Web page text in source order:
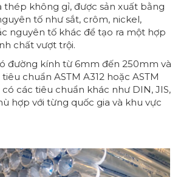
thép không gỉ, được sản xuất bằng
tố như sắt, crôm, nickel,
nguyên tố khác để tạo ra một hợp
chất vượt trội.
đường kính từ 6mm đến 250mm và
chuẩn ASTM A312 hoặc ASTM
có các tiêu chuẩn khác như DIN, JIS,
hợp với từng quốc gia và khu vực